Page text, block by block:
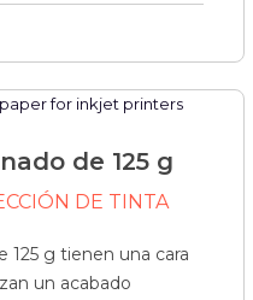
de 125 g
DE TINTA
125 g tienen una cara
un acabado